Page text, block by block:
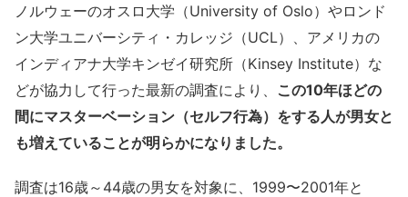
ノルウェーのオスロ大学（University of Oslo）やロンド
ン大学ユニバーシティ・カレッジ（UCL）、アメリカの
インディアナ大学キンゼイ研究所（Kinsey Institute）な
どが協力して行った最新の調査により、 この10年ほどの
間にマスターベーション（セルフ行為）をする人が男女と
も増えていることが明らかになりました。
調査は16歳～44歳の男女を対象に、1999〜2001年と